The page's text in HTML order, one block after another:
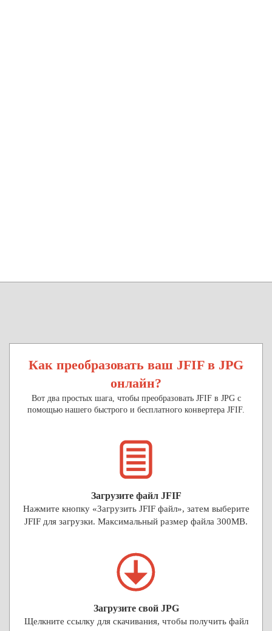
Как преобразовать ваш JFIF в JPG
онлайн?
Вот два простых шага, чтобы преобразовать JFIF в JPG с
помощью нашего быстрого и бесплатного конвертера JFIF.
Загрузите файл JFIF
Нажмите кнопку «Загрузить JFIF файл», затем выберите
JFIF для загрузки. Максимальный размер файла 300MB.
Загрузите свой JPG
Щелкните ссылку для скачивания, чтобы получить файл